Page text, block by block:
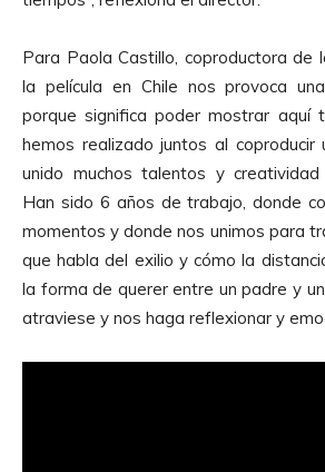
Para Paola Castillo, coproductora de
la película en Chile nos provoca
porque significa poder mostrar aquí
hemos realizado juntos al coproducir
unido muchos talentos y
Han sido 6 años de trabajo, donde
momentos y donde nos unimos para
que habla del exilio y cómo la
la forma de querer entre un padre y
atraviese y nos haga reflexionar y